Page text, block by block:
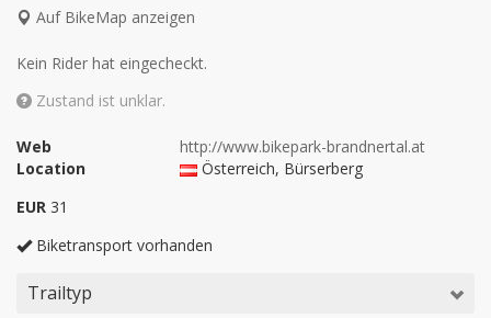
Auf BikeMap anzeigen
Kein Rider hat eingecheckt.
Zustand ist unklar.
Web
http://www.bikepark-brandnertal.at
Location
Österreich, Bürserberg
EUR 31
Biketransport vorhanden
Trailtyp